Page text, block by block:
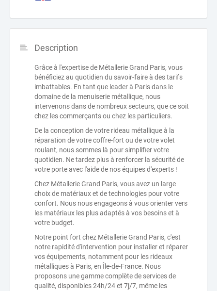
Description
Grâce à l'expertise de Métallerie Grand Paris, vous
bénéficiez au quotidien du savoir-faire à des tarifs
imbattables. En tant que leader à Paris dans le
domaine de la menuiserie métallique, nous
intervenons dans de nombreux secteurs, que ce soit
chez les commerçants ou chez les particuliers.
De la conception de votre rideau métallique à la
réparation de votre coffre-fort ou de votre volet
roulant, nous sommes là pour simplifier votre
quotidien. Ne tardez plus à renforcer la sécurité de
votre porte avec l'aide de nos équipes d'experts !
Chez Métallerie Grand Paris, vous avez un large
choix de matériaux et de technologies pour votre
confort. Nous nous engageons à vous orienter vers
les matériaux les plus adaptés à vos besoins et à
votre budget.
Notre point fort chez Métallerie Grand Paris, c'est
notre rapidité d'intervention pour installer et réparer
vos équipements, notamment pour les rideaux
métalliques à Paris, en Île-de-France. Nous
proposons une gamme complète de services de
qualité, disponibles 24h/24 et 7j/7, même les